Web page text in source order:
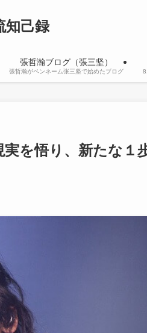
知己録
張哲瀚ブログ（張三坚）
張哲瀚がペンネーム张三坚で始めたブログ
を悟り、新たな１